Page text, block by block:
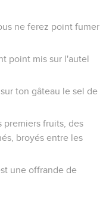
ne ferez point fumer
point mis sur l'autel
ton gâteau le sel de
premiers fruits, des
broyés entre les
une offrande de